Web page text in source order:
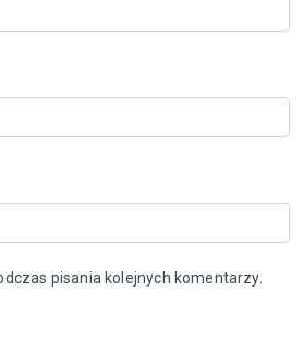
pisania kolejnych komentarzy.